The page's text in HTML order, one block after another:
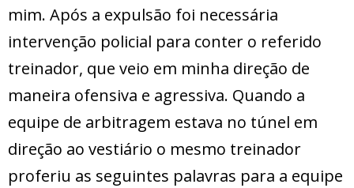
mim. Após a expulsão foi necessária
intervenção policial para conter o referido
treinador, que veio em minha direção de
maneira ofensiva e agressiva. Quando a
equipe de arbitragem estava no túnel em
direção ao vestiário o mesmo treinador
proferiu as seguintes palavras para a equipe